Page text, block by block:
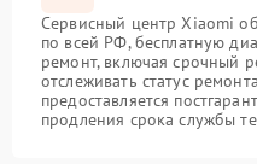
Сервисный центр Xiaomi
по всей РФ, бесплатную
ремонт, включая срочный
отслеживать статус
предоставляется
продления срока службы